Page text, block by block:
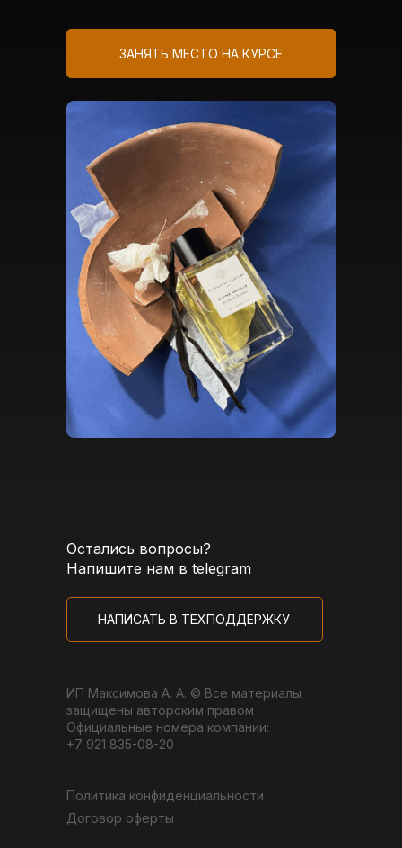
ЗАНЯТЬ МЕСТО НА КУРСЕ
Остались вопросы?
Напишите нам в telegram
Политика конфиденциальности
Договор оферты
ИП Максимова А. А. © Все материалы
защищены авторским правом
Официальные номера компании:
+7 921 835-08-20
НАПИСАТЬ В ТЕХПОДДЕРЖКУ